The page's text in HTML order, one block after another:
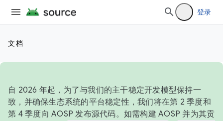
登录
文档
自 2026 年起，为了与我们的主干稳定开发模型保持一
致，并确保生态系统的平台稳定性，我们将在第 2 季度和
第 4 季度向 AOSP 发布源代码。如需构建 AOSP 并为其贡